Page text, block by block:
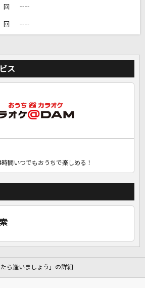
回 ----
回 ----
ス
間いつでもおうちで楽しめる！
たら逢いましょう」の詳細